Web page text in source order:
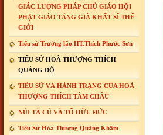
GIÁC LƯỢNG PHÁP CHỦ GIÁO HỘI
PHẬT GIÁO TĂNG GIÀ KHẤT SĨ THẾ
GIỚI
Tiểu sử Trưởng lão HT.Thích Phước Sơn
TIỂU SỬ HOÀ THƯỢNG THÍCH
QUẢNG ĐỘ
TIỂU SỬ VÀ HÀNH TRẠNG CỦA HOÀ
THƯỢNG THÍCH TÂM CHÂU
NÚI TÀ CÚ VÀ TỔ HỮU ĐỨC
Tiểu Sử Hòa Thượng Quảng Khâm